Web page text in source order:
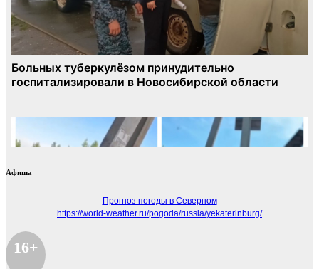
Афиша
Прогноз погоды в Северном
https://world-weather.ru/pogoda/russia/yekaterinburg/
16+